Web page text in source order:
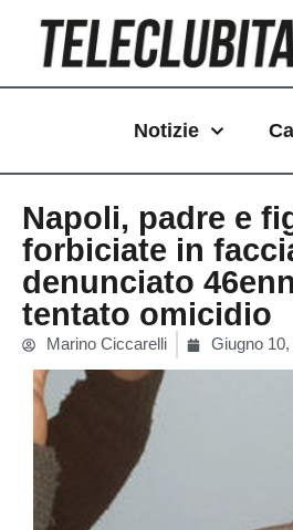
contenuto
Notizie
Napoli, padre e
forbiciate in
denunciato
tentato omicidio
Marino Ciccarelli Giugno 10,